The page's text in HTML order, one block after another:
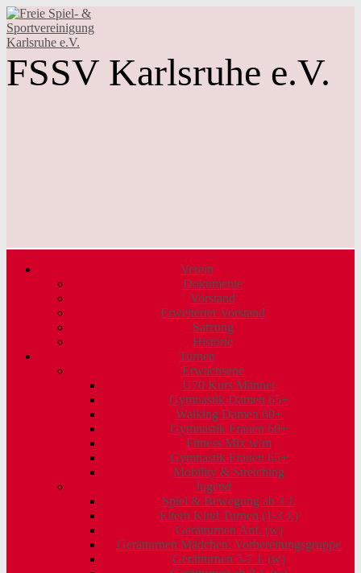
FSSV Karlsruhe e.V.
Verein
Dokumente
Vorstand
Erweiterter Vorstand
Satzung
Historie
Turnen
Erwachsene
Ü70 Kurs Männer
Gymnastik Damen 65+
Walking Damen 60+
Gymnastik Frauen 60+
Fitness Mix w/m
Gymnastik Frauen 65+
Mobility & Stretching
Jugend
Spiel & Bewegung ab 3 J.
Eltern Kind Turnen (1-3 J.)
Gerätturnen Anf. (w)
Gerätturnen Mädchen: Vorbereitungsgruppe
Gerätturnen 5-7 J. (w)